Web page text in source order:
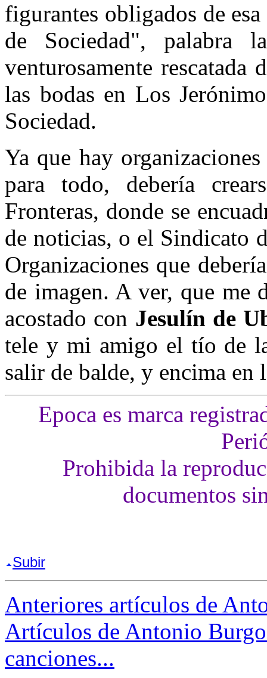
figurantes obligados de
de Sociedad", palabra
venturosamente rescatada
las bodas en Los
Sociedad.
Ya que hay
para todo, debería
Fronteras, donde se
de noticias, o el Sindicato
Organizaciones que
de imagen. A ver, que me
acostado con Jesulín de
tele y mi amigo el tío de
salir de balde, y encima en
Epoca es marca
Prohibida la
documentos
Subir
Anteriores artículos de
Artículos de Antonio
canciones...